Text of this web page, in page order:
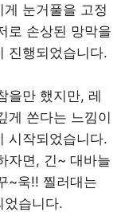
게 눈거풀을 고정
로 손상된 망막을
진행되었습니다.
을만 했지만, 레
게 쏜다는 느낌이
시작되었습니다.
자면, 긴~ 대바늘
~욱!! 찔러대는
었습니다.